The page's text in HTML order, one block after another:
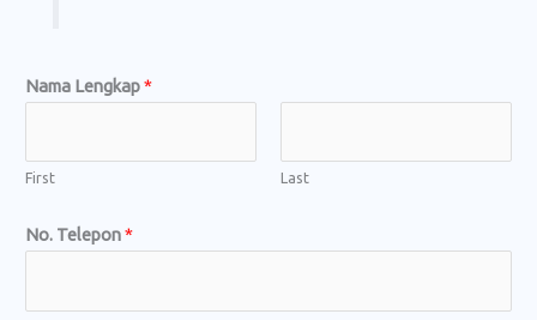
Nama Lengkap*
First Last
No. Telepon*